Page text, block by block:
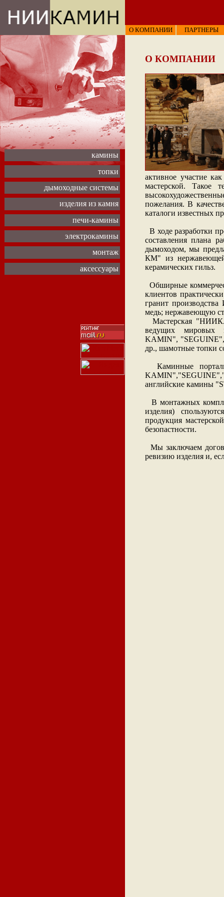
О КОМПАНИИ ПАРТНЕРЫ
камины
топки
дымоходные системы
изделия из камня
печи-камины
электрокамины
монтаж
аксессуары
О КОМПАНИИ
активное участие
мастерской. Такое
пожелания. В
каталоги известных
В ходе разработки
составления плана
дымоходом, мы
КМ" из
керамических гильз.
Обширные
клиентов
гранит
медь; нержавеющую
Мастерская
ведущих мировых
KAMIN",
др., шамотные топки
Каминные
английские камины
В монтажных
изделия)
продукция
безопастности.
Мы заключаем
ревизию изделия и,